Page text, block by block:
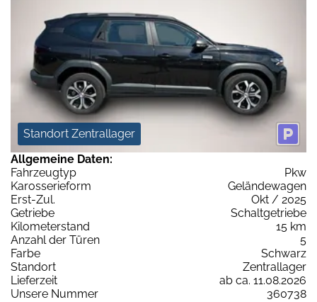
Standort Zentrallager
Allgemeine Daten:
Fahrzeugtyp
Pkw
Karosserieform
Geländewagen
Erst-Zul.
Okt / 2025
Getriebe
Schaltgetriebe
Kilometerstand
15 km
Anzahl der Türen
5
Farbe
Schwarz
Standort
Zentrallager
Lieferzeit
ab ca. 11.08.2026
Unsere Nummer
360738